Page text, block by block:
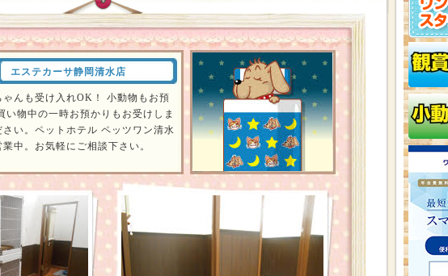
エステカーサ静岡清水店
んも受け入れOK！ 小動物もお預
い物中の一時お預かりもお受けしま
い。ペットホテル ペッツワン清水
中。お気軽にご相談下さい。